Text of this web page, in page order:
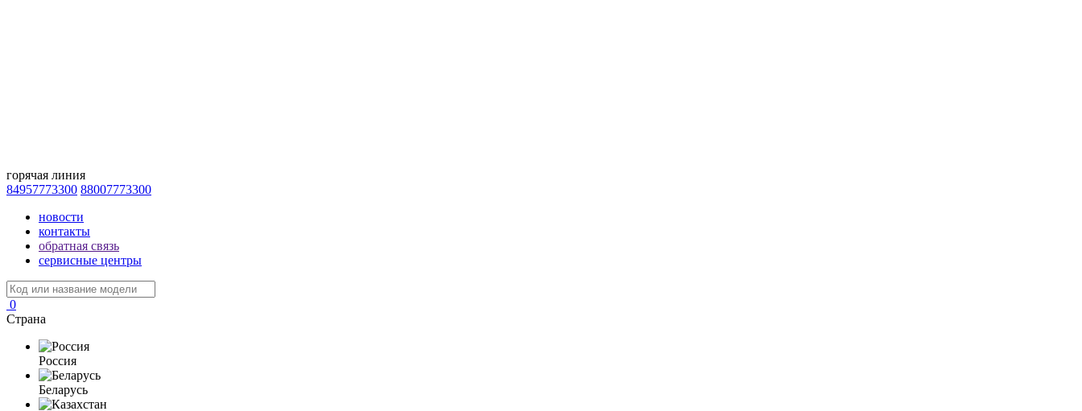
горячая линия
84957773300 88007773300
новости
контакты
обратная связь
сервисные центры
0
Страна
Россия
Беларусь